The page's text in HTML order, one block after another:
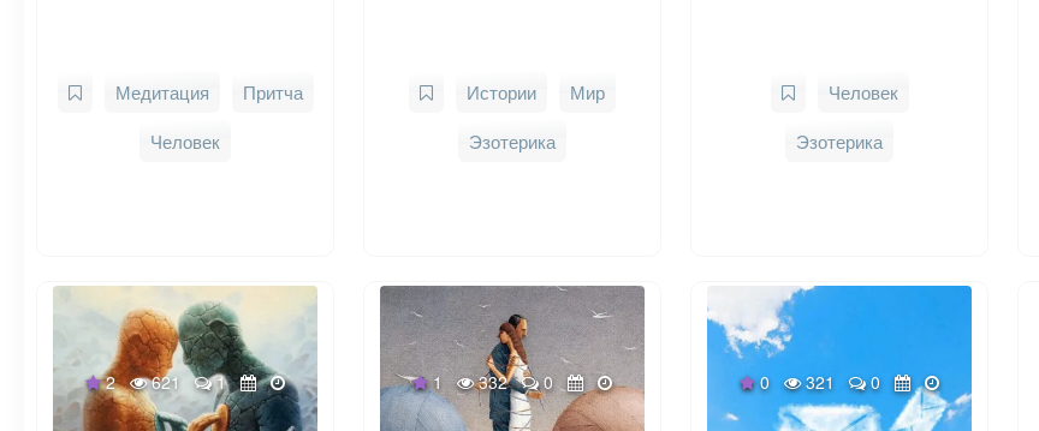
Медитация
Притча
Человек
Истории
Мир
Эзотерика
Человек
Эзотерика
2 621 1 1 332 0 0 321 0